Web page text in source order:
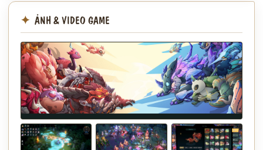
ẢNH & VIDEO GAME